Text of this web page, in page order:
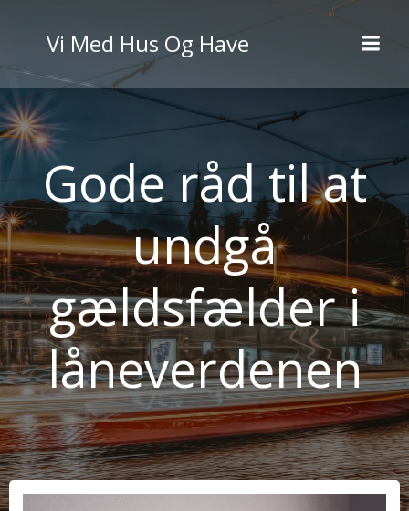
til
indhold
Vi Med Hus Og Have
Gode råd til at
undgå
gældsfælder i
låneverdenen